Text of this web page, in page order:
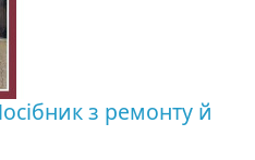
з ремонту й